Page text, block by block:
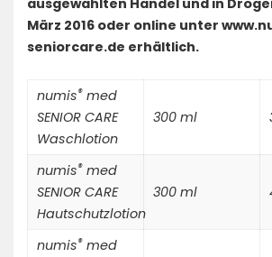
ausgewählten Handel und in
März 2016 oder online unter
seniorcare.de erhältlich.
numis® med
SENIOR CARE
Waschlotion
300 ml
numis® med
SENIOR CARE
Hautschutzlotion
300 ml
numis® med